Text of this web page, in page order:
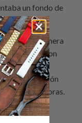
un fondo de
Terra su primera
Agregaron
el
de fabricación
de 60 horas.
Gauss 2013,